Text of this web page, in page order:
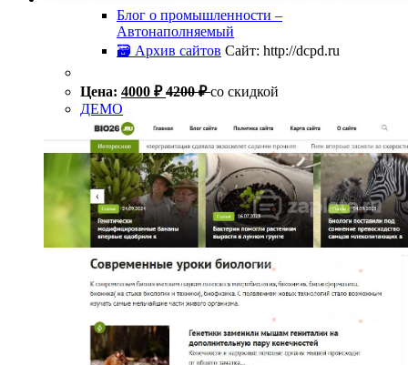
Блог о промышленности –
Автонаполняемый
🗃 Архив сайтов Сайт: http://dcpd.ru
Цена: 4000 ₽ 4200₽ со скидкой
ДЕМО